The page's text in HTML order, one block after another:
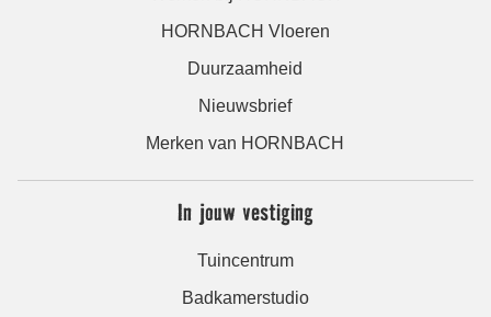
HORNBACH Vloeren
Duurzaamheid
Nieuwsbrief
Merken van HORNBACH
In jouw vestiging
Tuincentrum
Badkamerstudio